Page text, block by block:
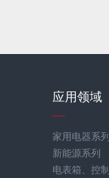
应用领域
家用电器系
新能源系列
电表箱、控